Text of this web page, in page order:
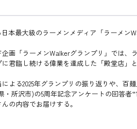
本最大級のラーメンメディア「ラーメン
画「ラーメンWalkerグランプリ」では
君臨し続ける偉業を達成した「殿堂店」
よる2025年グランプリの振り返りや、
・所沢市)の5周年記念アンケートの回答
の内容でお届けする。